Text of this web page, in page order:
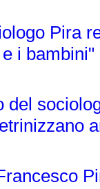
Pira
i bambini"
del